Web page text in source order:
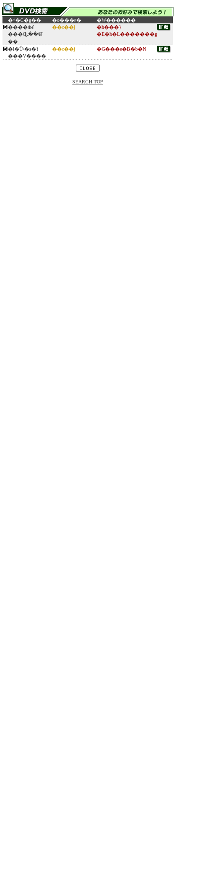
�^�C�g�� �o���ғ�
�W������
����ӂꂽ
���Ɋւ��钲
��
��c��j
�h���}
�E�h�L�������g
�l�Ȗ\�s�}
���V����
��c��j �G���e�B�b�N
SEARCH TOP